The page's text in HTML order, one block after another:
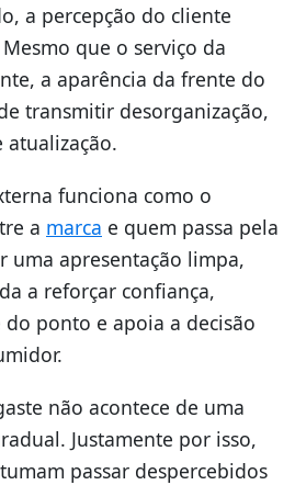
a percepção do cliente
que o serviço da
a aparência da frente do
transmitir desorganização,
atualização.
funciona como o
a marca e quem passa pela
uma apresentação limpa,
a reforçar confiança,
ponto e apoia a decisão
não acontece de uma
Justamente por isso,
passar despercebidos